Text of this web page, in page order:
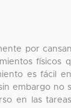
por
físicos
es fácil
embargo no
en las